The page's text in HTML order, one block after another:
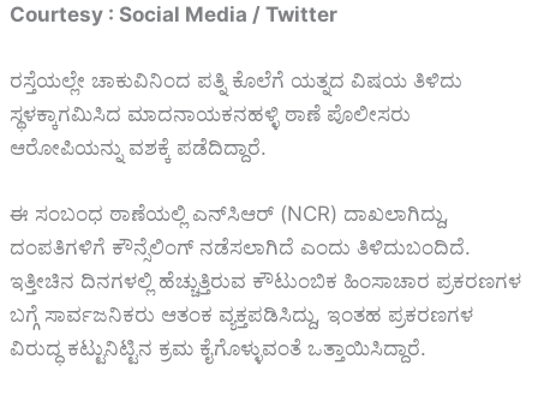
Courtesy : Social Media / Twitter
ರಸ್ತೆಯಲ್ಲೇ ಚಾಕುವಿನಿಂದ ಪತ್ನಿ ಕೊಲೆಗೆ ಯತ್ನದ ವಿಷಯ ತಿಳಿದು
ಸ್ಥಳಕ್ಕಾಗಮಿಸಿದ ಮಾದನಾಯಕನಹಳ್ಳಿ ಠಾಣೆ ಪೊಲೀಸರು
ಆರೋಪಿಯನ್ನು ವಶಕ್ಕೆ ಪಡೆದಿದ್ದಾರೆ.
ಈ ಸಂಬಂಧ ಠಾಣೆಯಲ್ಲಿ ಎನ್‌ಸಿಆರ್ (NCR) ದಾಖಲಾಗಿದ್ದು,
ದಂಪತಿಗಳಿಗೆ ಕೌನ್ಸೆಲಿಂಗ್ ನಡೆಸಲಾಗಿದೆ ಎಂದು ತಿಳಿದುಬಂದಿದೆ.
ಇತ್ತೀಚಿನ ದಿನಗಳಲ್ಲಿ ಹೆಚ್ಚುತ್ತಿರುವ ಕೌಟುಂಬಿಕ ಹಿಂಸಾಚಾರ ಪ್ರಕರಣಗಳ
ಬಗ್ಗೆ ಸಾರ್ವಜನಿಕರು ಆತಂಕ ವ್ಯಕ್ತಪಡಿಸಿದ್ದು, ಇಂತಹ ಪ್ರಕರಣಗಳ
ವಿರುದ್ಧ ಕಟ್ಟುನಿಟ್ಟಿನ ಕ್ರಮ ಕೈಗೊಳ್ಳುವಂತೆ ಒತ್ತಾಯಿಸಿದ್ದಾರೆ.